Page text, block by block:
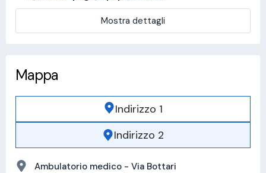
Mostra dettagli
Mappa
Indirizzo 1
Indirizzo 2
Ambulatorio medico - Via Bottari